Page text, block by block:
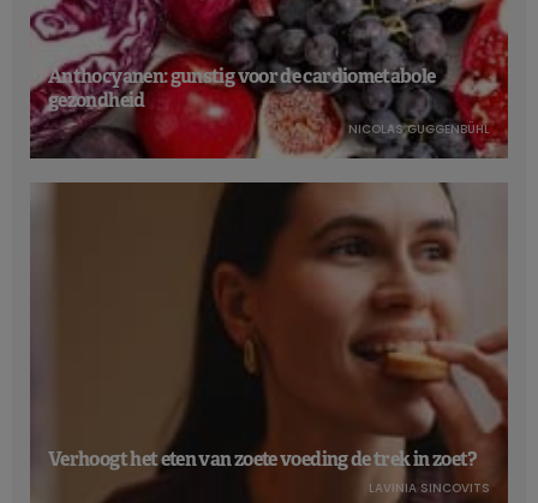
Anthocyanen: gunstig voor de cardiometabole
gezondheid
NICOLAS GUGGENBÜHL
Verhoogt het eten van zoete voeding de trek in zoet?
LAVINIA SINCOVITS